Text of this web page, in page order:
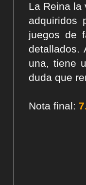
La Reina la
adquiridos
juegos de
detallados.
una, tiene
duda que
Nota final: